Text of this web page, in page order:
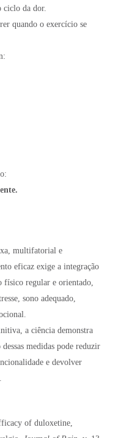
ciclo da dor.
quando o exercício se
multifatorial e
eficaz exige a integração
físico regular e orientado,
sono adequado,
a ciência demonstra
medidas pode reduzir
e devolver
of duloxetine,